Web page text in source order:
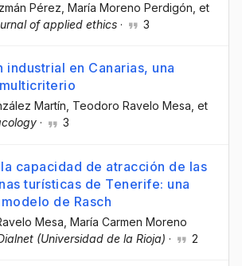
Pérez , María Moreno Perdigón , et
of applied ethics · 3
industrial en Canarias, una
Martín , Teodoro Ravelo Mesa , et
· 3
capacidad de atracción de las
turísticas de Tenerife: una
de Rasch
Mesa , María Carmen Moreno
(Universidad de la Rioja) · 2